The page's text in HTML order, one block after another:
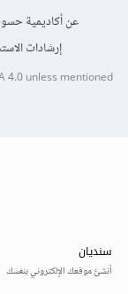
عن أكاديمية
إرشادات
4.0unless mentioned